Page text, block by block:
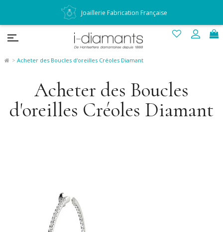
Acheter des Boucles d'oreilles Créoles Diamant
Acheter des Boucles
d'oreilles Créoles Diamant
Joaillerie Fabrication Française